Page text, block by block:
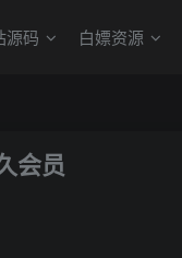
源码 白嫖资源
会员